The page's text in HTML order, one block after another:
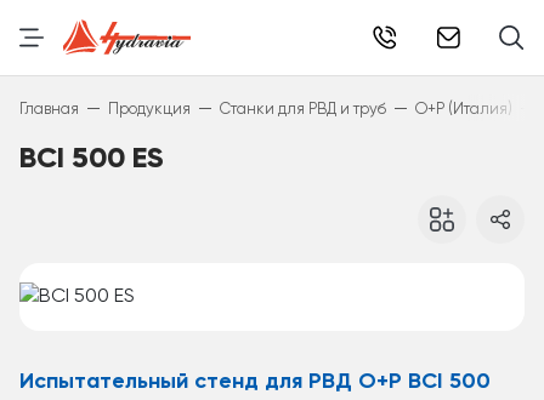
Главная — Продукция — Станки для РВД и труб — O+P (Италия)
BCI 500 ES
Испытательный стенд для РВД O+P BCI 500